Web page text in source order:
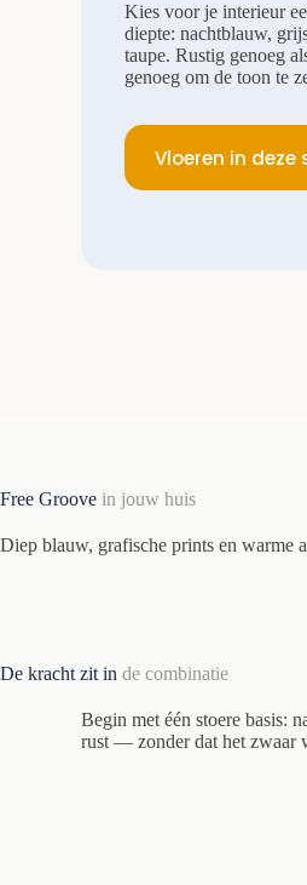
Kies voor je interieur
diepte: nachtblauw,
taupe. Rustig genoeg
genoeg om de toon te
Vloeren in deze
Free Groove in jouw huis
Diep blauw, grafische prints en warme
De kracht zit in de combinatie
Begin met één stoere basis:
rust — zonder dat het zwaar